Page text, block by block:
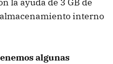
la ayuda de 3 GB de
interno
algunas